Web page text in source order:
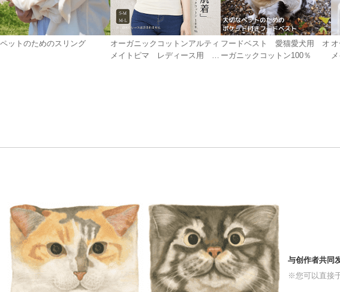
ペットのためのスリング
オーガニックコットンアルティ
メイトピマ レディース用 タ
フードベスト 愛猫愛犬用 オ
ーガニックコットン100％
与创作者共同
※您可以直接